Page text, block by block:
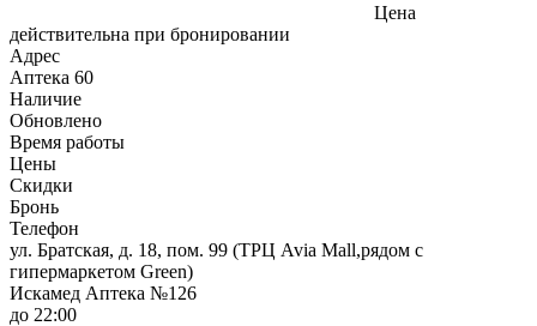
Цена
действительна при бронировании
Адрес
Аптека 60
Наличие
Обновлено
Время работы
Цены
Скидки
Бронь
Телефон
ул. Братская, д. 18, пом. 99 (ТРЦ Avia Mall,рядом с
гипермаркетом Green)
Искамед Аптека №126
до 22:00